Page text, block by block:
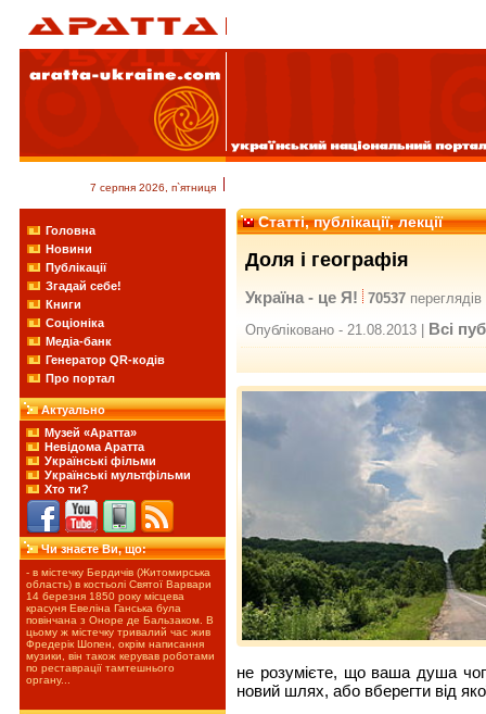
7 серпня 2026, п`ятниця
Головна
Новини
Публікації
Згадай себе!
Книги
Соціоніка
Медіа-банк
Генератор QR-кодів
Про портал
Актуально
Музей «Аратта»
Невідома Аратта
Українські фільми
Українські мультфільми
Хто ти?
Чи знаєте Ви, що:
- в містечку Бердичів (Житомирська
область) в костьолі Святої Варвари
14 березня 1850 року місцева
красуня Евеліна Ганська була
повінчана з Оноре де Бальзаком. В
цьому ж містечку тривалий час жив
Фредерік Шопен, окрім написання
музики, він також керував роботами
по реставрації тамтешнього
органу...
Статті, публікації, лекції
Доля і географія
Україна - це Я! 70537 переглядів
Опубліковано - 21.08.2013 | Всі
не розумієте, що ваша душа
новий шлях, або вберегти від